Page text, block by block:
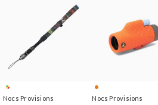
Nocs Provisions Nocs Provisions